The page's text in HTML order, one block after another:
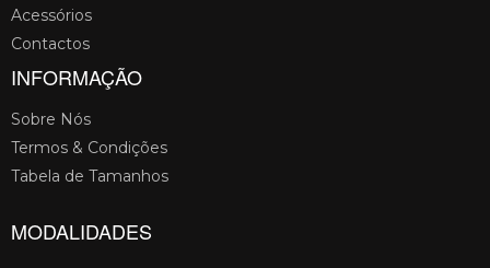
Acessórios
Contactos
INFORMAÇÃO
Sobre Nós
Termos & Condições
Tabela de Tamanhos
MODALIDADES